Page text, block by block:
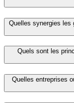
Quelles synergies les
Quels sont les
Quelles entreprises